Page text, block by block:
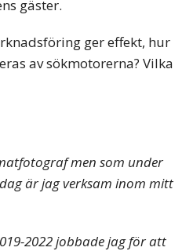
gäster.
ger effekt, hur
av sökmotorerna? Vilka
men som under
är jag verksam inom mitt
2022 jobbade jag för att